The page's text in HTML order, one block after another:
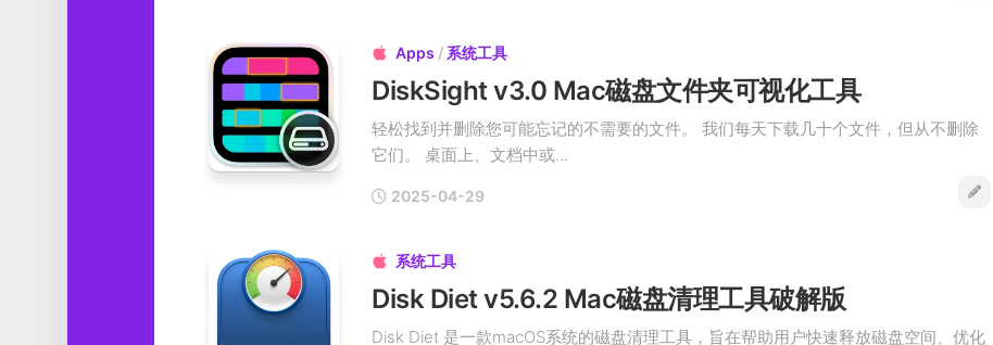
 Apps / 系统工具
DiskSight v3.0 Mac磁盘文件夹可视化工具
轻松找到并删除您可能忘记的不需要的文件。 我们每天下载几十个文件，但从不删除
它们。 桌面上、文档中或...
2025-04-29
 系统工具
Disk Diet v5.6.2 Mac磁盘清理工具破解版
Disk Diet 是一款macOS系统的磁盘清理工具，旨在帮助用户快速释放磁盘空间、优化